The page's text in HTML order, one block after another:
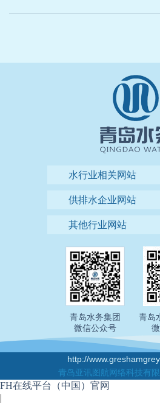
水行业相关网站
供排水企业网站
其他行业网站
青岛水务集团
微信公众号
青岛
http://
青岛亚讯图航网络科技有
FH在线平台（中国）官网
|